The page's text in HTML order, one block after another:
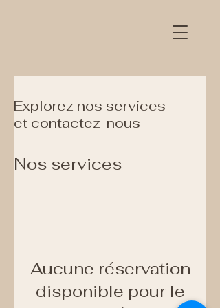
Explorez nos services
et contactez-nous
Nos services
Aucune réservation
disponible pour le